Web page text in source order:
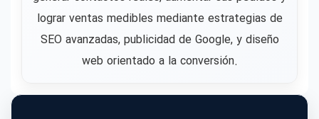
lograr ventas medibles mediante estrategias de
SEO avanzadas, publicidad de Google, y diseño
web orientado a la conversión.